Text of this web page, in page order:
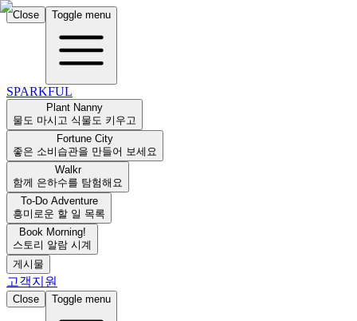
Close Toggle menu
SPARKFUL
Plant Nanny
물도 마시고 식물도 키우고
Fortune City
좋은 소비습관을 만들어 보세요
Walkr
함께 은하수를 탐험해요
To-Do Adventure
흥미로운 할 일 목록
Book Morning!
스토리 알람 시계
게시물
고객지원
Close Toggle menu